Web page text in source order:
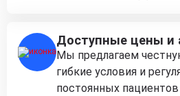
Доступные цены и
Мы предлагаем
гибкие условия и
постоянных пациентов